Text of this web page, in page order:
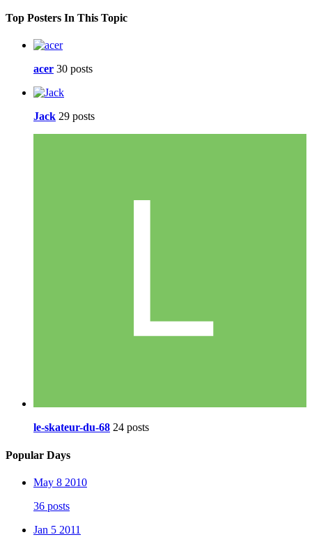
Top Posters In This Topic
acer 30 posts
Jack 29 posts
le-skateur-du-68 24 posts
Popular Days
May 8 2010
36 posts
Jan 5 2011